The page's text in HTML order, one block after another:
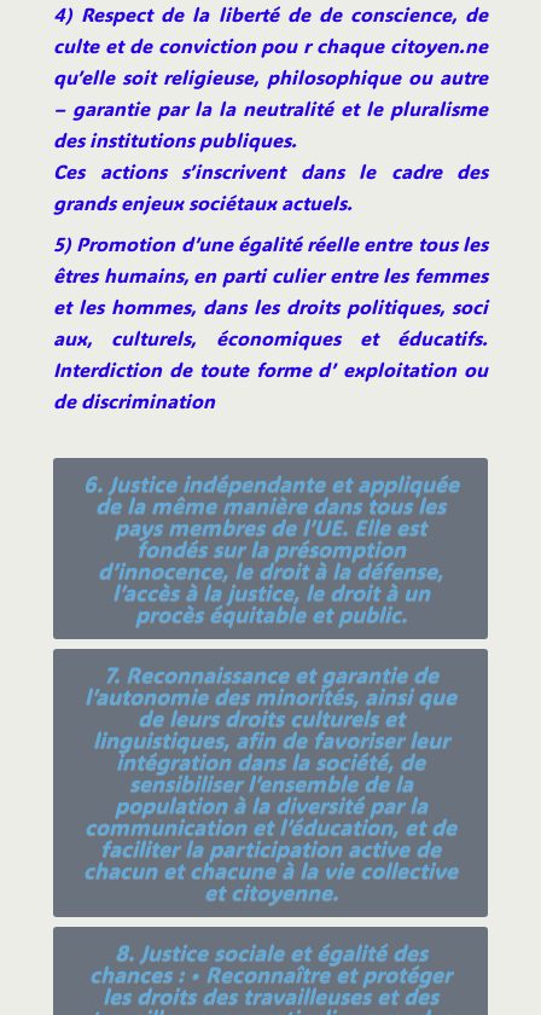
4) Respect de la liberté de de conscience, de
culte et de conviction pou r chaque citoyen.ne
qu’elle soit religieuse, philosophique ou autre
– garantie par la la neutralité et le pluralisme
des institutions publiques.
Ces actions s’inscrivent dans le cadre des
grands enjeux sociétaux actuels.
5) Promotion d’une égalité réelle entre tous les
êtres humains, en parti culier entre les femmes
et les hommes, dans les droits politiques, soci
aux, culturels, économiques et éducatifs.
Interdiction de toute forme d’ exploitation ou
de discrimination
6. Justice indépendante et appliquée
de la même manière dans tous les
pays membres de l’UE. Elle est
fondés sur la présomption
d’innocence, le droit à la défense,
l’accès à la justice, le droit à un
procès équitable et public.
7. Reconnaissance et garantie de
l’autonomie des minorités, ainsi que
de leurs droits culturels et
linguistiques, afin de favoriser leur
intégration dans la société, de
sensibiliser l’ensemble de la
population à la diversité par la
communication et l’éducation, et de
faciliter la participation active de
chacun et chacune à la vie collective
et citoyenne.
8. Justice sociale et égalité des
chances : • Reconnaître et protéger
les droits des travailleuses et des